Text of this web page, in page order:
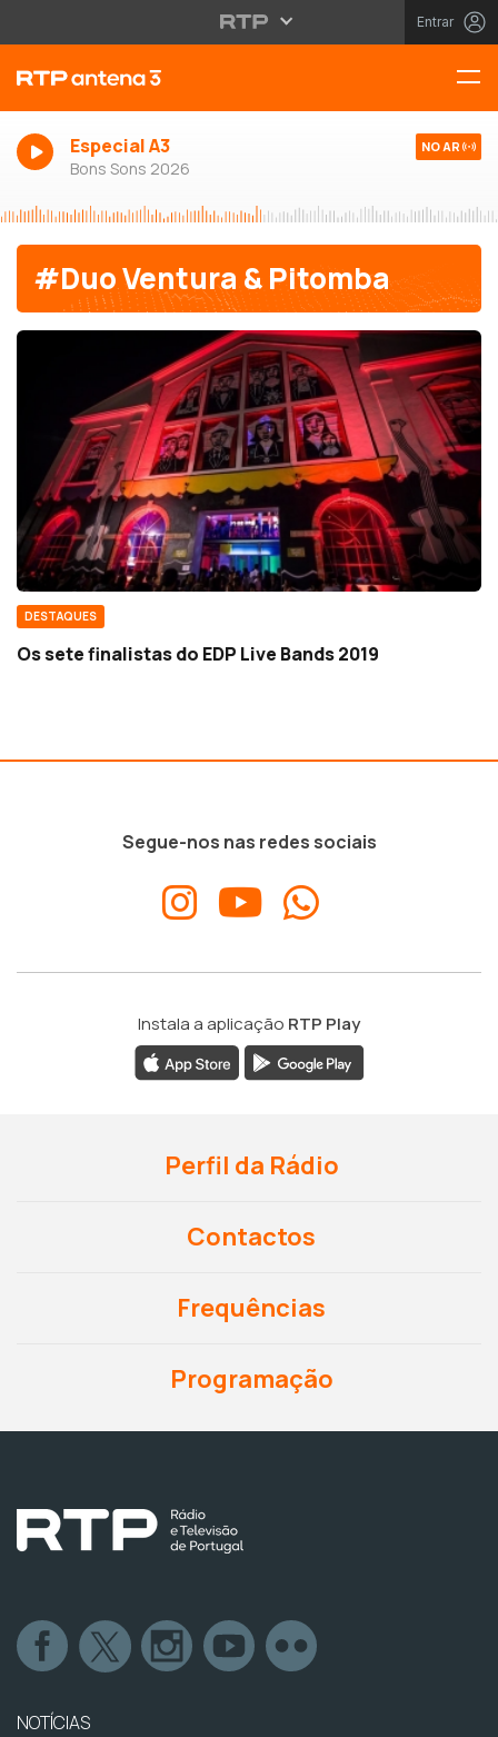
Entrar
Especial A3
Bons Sons 2026
NO AR
#Duo Ventura & Pitomba
DESTAQUES
Os sete finalistas do EDP Live Bands 2019
Segue-nos nas redes sociais
Instala a aplicação RTP Play
Perfil da Rádio
Contactos
Frequências
Programação
NOTÍCIAS